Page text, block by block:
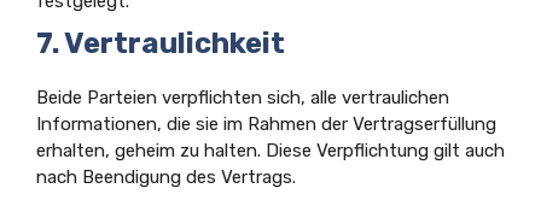
7. Vertraulichkeit
Beide Parteien verpflichten sich, alle vertraulichen
Informationen, die sie im Rahmen der Vertragserfüllung
erhalten, geheim zu halten. Diese Verpflichtung gilt auch
nach Beendigung des Vertrags.